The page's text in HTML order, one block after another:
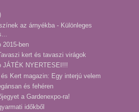
az árnyékba - Különleges
2015-ben
kert és tavaszi virágok
JÁTÉK NYERTESEI!!!
Kert magazin: Egy interjú velem
és fehéren
a Gardenexpo-ra!
időkből